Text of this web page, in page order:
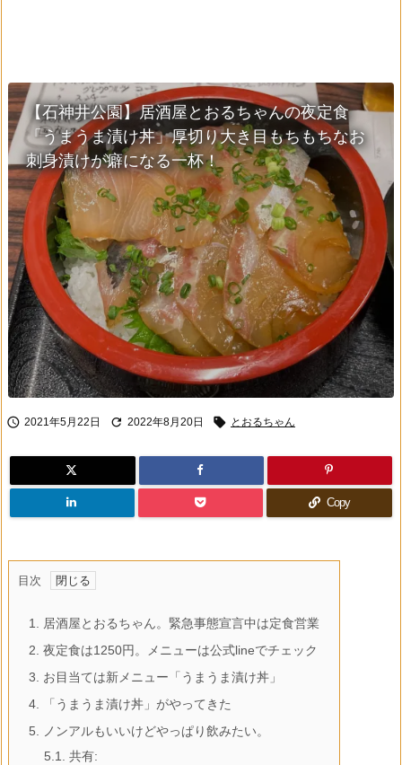
【石神井公園】居酒屋とおるちゃんの夜定食
「うまうま漬け丼」厚切り大き目もちもちなお
刺身漬けが癖になる一杯！
 2021年5月22日  2022年8月20日  とおるちゃん
Copy
目次
1. 居酒屋とおるちゃん。緊急事態宣言中は定食営業
2. 夜定食は1250円。メニューは公式lineでチェック
3. お目当ては新メニュー「うまうま漬け丼」
4. 「うまうま漬け丼」がやってきた
5. ノンアルもいいけどやっぱり飲みたい。
5.1. 共有: